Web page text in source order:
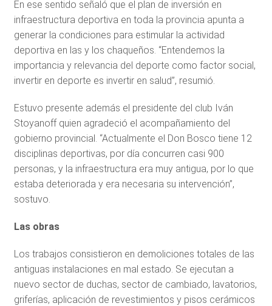
En ese sentido señaló que el plan de inversión en
infraestructura deportiva en toda la provincia apunta a
generar la condiciones para estimular la actividad
deportiva en las y los chaqueños. “Entendemos la
importancia y relevancia del deporte como factor social,
invertir en deporte es invertir en salud”, resumió.
Estuvo presente además el presidente del club Iván
Stoyanoff quien agradeció el acompañamiento del
gobierno provincial. “Actualmente el Don Bosco tiene 12
disciplinas deportivas, por día concurren casi 900
personas, y la infraestructura era muy antigua, por lo que
estaba deteriorada y era necesaria su intervención”,
sostuvo.
Las obras
Los trabajos consistieron en demoliciones totales de las
antiguas instalaciones en mal estado. Se ejecutan a
nuevo sector de duchas, sector de cambiado, lavatorios,
griferías, aplicación de revestimientos y pisos cerámicos